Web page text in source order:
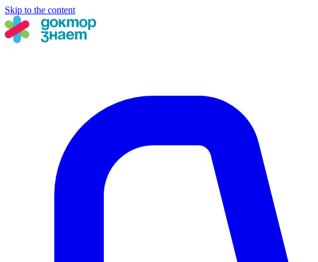
Skip to the content